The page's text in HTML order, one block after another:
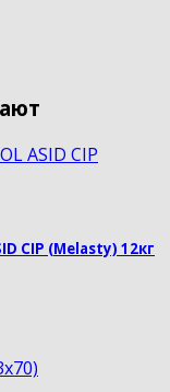
CIP (Melasty) 12кг